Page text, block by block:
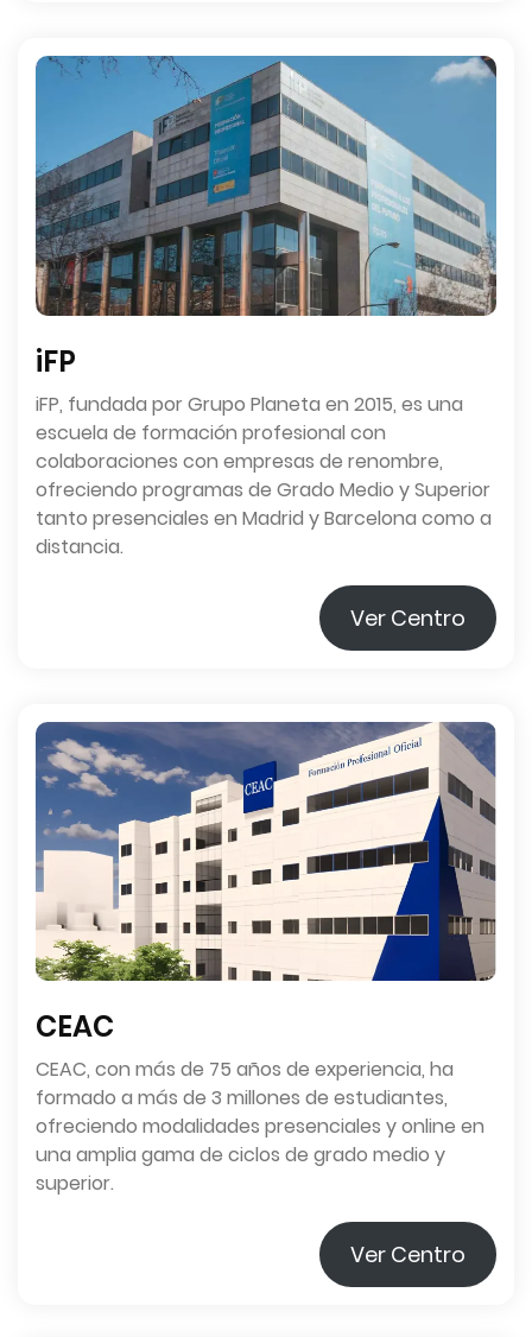
iFP
iFP, fundada por Grupo Planeta en 2015, es una
escuela de formación profesional con
colaboraciones con empresas de renombre,
ofreciendo programas de Grado Medio y Superior
tanto presenciales en Madrid y Barcelona como a
distancia.
Ver Centro
CEAC
CEAC, con más de 75 años de experiencia, ha
formado a más de 3 millones de estudiantes,
ofreciendo modalidades presenciales y online en
una amplia gama de ciclos de grado medio y
superior.
Ver Centro